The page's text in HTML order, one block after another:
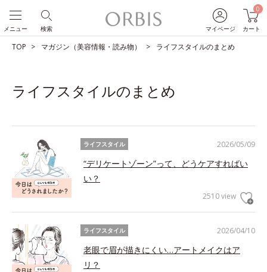
マイページ
0
カート
検索
メニュー
TOP マガジン（美容情報・読み物） ライフスタイルのまとめ
ライフスタイルのまとめ
2026/05/09
ライフスタイル
“デリケートゾーン”って、どうケアすればい
い？
2510 view
2026/04/10
ライフスタイル
老眼で眉が描きにくい…アートメイクはア
リ？